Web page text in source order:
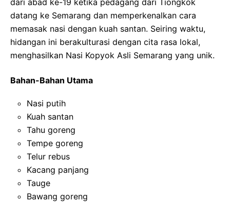
dari abad ke-19 ketika pedagang dari Tiongkok
datang ke Semarang dan memperkenalkan cara
memasak nasi dengan kuah santan. Seiring waktu,
hidangan ini berakulturasi dengan cita rasa lokal,
menghasilkan Nasi Kopyok Asli Semarang yang unik.
Bahan-Bahan Utama
Nasi putih
Kuah santan
Tahu goreng
Tempe goreng
Telur rebus
Kacang panjang
Tauge
Bawang goreng